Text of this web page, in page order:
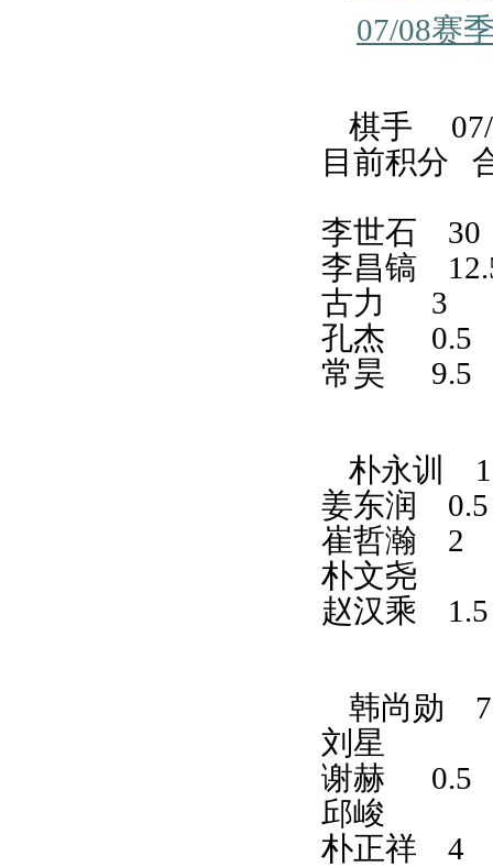
07/08赛
棋手
目前积分
李世石
30
李昌镐
古力
3
孔杰
0.5
常昊
9.5
朴永训
姜东润
崔哲瀚
2
朴文尧
赵汉乘
韩尚勋
刘星
谢赫
0.5
邱峻
朴正祥
4